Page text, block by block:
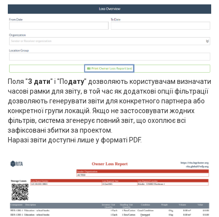
Поля "З дати" і "Подату" дозволяють користувачам визначати
часові рамки для звіту, в той час як додаткові опції фільтрації
дозволяють генерувати звіти для конкретного партнера або
конкретної групи локацій. Якщо не застосовувати жодних
фільтрів, система згенерує повний звіт, що охоплює всі
зафіксовані збитки за проектом.
Наразі звіти доступні лише у форматі PDF.